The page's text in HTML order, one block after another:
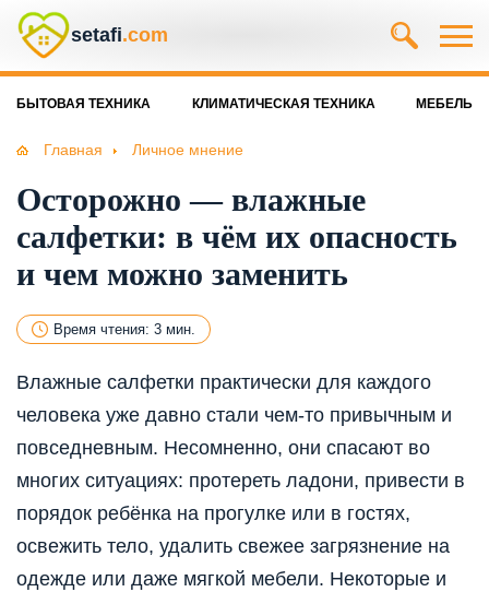
setafi.com
БЫТОВАЯ ТЕХНИКА КЛИМАТИЧЕСКАЯ ТЕХНИКА МЕБЕЛЬ
Главная Личное мнение
Осторожно — влажные
салфетки: в чём их опасность
и чем можно заменить
Время чтения: 3 мин.
Влажные салфетки практически для каждого
человека уже давно стали чем-то привычным и
повседневным. Несомненно, они спасают во
многих ситуациях: протереть ладони, привести в
порядок ребёнка на прогулке или в гостях,
освежить тело, удалить свежее загрязнение на
одежде или даже мягкой мебели. Некоторые и